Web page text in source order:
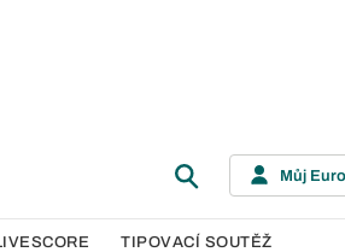
Můj
TIPOVACÍ SOUTĚŽ